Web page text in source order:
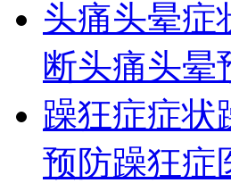
头痛头晕症
断头痛头晕
躁狂症症状
预防躁狂症